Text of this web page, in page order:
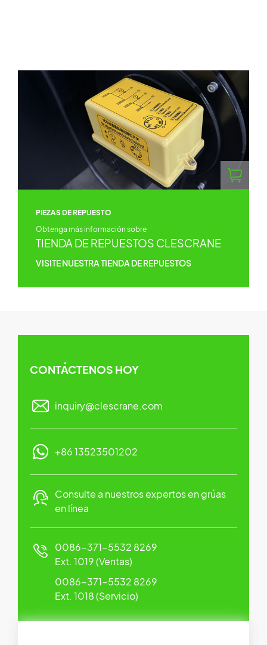
PIEZAS DE REPUESTO
Obtenga más información sobre
TIENDA DE REPUESTOS CLESCRANE
VISITE NUESTRA TIENDA DE REPUESTOS
CONTÁCTENOS HOY
inquiry@clescrane.com
+86 13523501202
Consulte a nuestros expertos en grúas
en línea
0086-371-5532 8269
Ext. 1019 (Ventas)
0086-371-5532 8269
Ext. 1018 (Servicio)